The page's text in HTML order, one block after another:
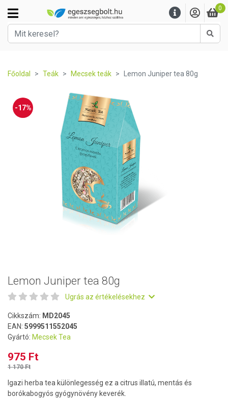
0
Főoldal Teák Mecsek teák Lemon Juniper tea 80g
-17%
Lemon Juniper tea 80g
Ugrás az értékelésekhez
Cikkszám: MD2045
EAN: 5999511552045
Gyártó: Mecsek Tea
975 Ft
1 170 Ft
Igazi herba tea különlegesség ez a citrus illatú, mentás és
borókabogyós gyógynövény keverék.